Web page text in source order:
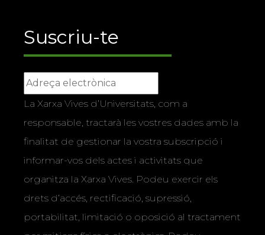
Suscriu-te
La Xarxa Vives d’Universitats, com a
responsable, tractarà les vostres dades amb la
finalitat de gestionar la vostra subscripció i
informar-vos dels actes i activitats que
organitza la Xarxa Vives. Podeu exercir els
drets d’accés, rectificació, supressió,
portabilitat, limitació o oposició al tractament